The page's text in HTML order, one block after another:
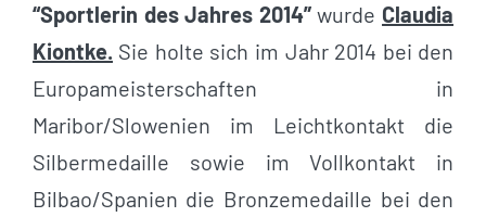
“Sportlerin des Jahres 2014”wurde Claudia
Kiontke.Sie holte sich im Jahr 2014 bei den
Europameisterschaften in
Maribor/Slowenien im Leichtkontakt die
Silbermedaille sowie im Vollkontakt in
Bilbao/Spanien die Bronzemedaille bei den